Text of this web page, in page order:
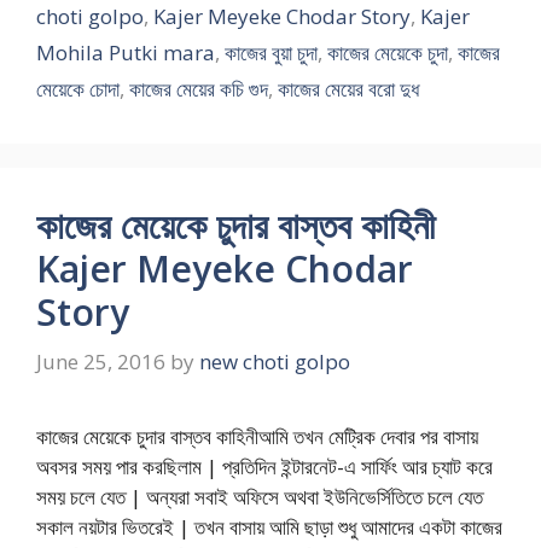
choti golpo, Kajer Meyeke Chodar Story, Kajer
Mohila Putki mara, কাজের বুয়া চুদা, কাজের মেয়েকে চুদা, কাজের
মেয়েকে চোদা, কাজের মেয়ের কচি গুদ, কাজের মেয়ের বরো দুধ
কাজের মেয়েকে চুদার বাস্তব কাহিনী
Kajer Meyeke Chodar
Story
June 25, 2016 by new choti golpo
কাজের মেয়েকে চুদার বাস্তব কাহিনীআমি তখন মেট্রিক দেবার পর বাসায়
অবসর সময় পার করছিলাম | প্রতিদিন ইন্টারনেট-এ সার্ফিং আর চ্যাট করে
সময় চলে যেত | অন্যরা সবাই অফিসে অথবা ইউনিভের্সিতিতে চলে যেত
সকাল নয়টার ভিতরেই | তখন বাসায় আমি ছাড়া শুধু আমাদের একটা কাজের